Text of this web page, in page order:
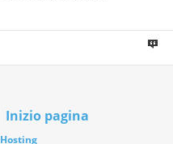
Inizio pagina
Hosting